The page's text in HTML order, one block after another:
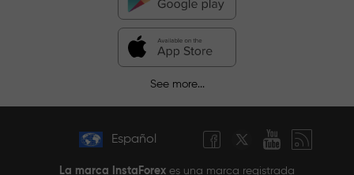
See more...
Español
La marca InstaForex es una marca registrada